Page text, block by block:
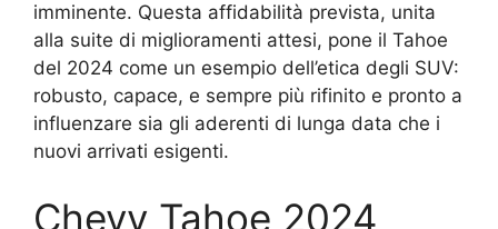
imminente. Questa affidabilità prevista, unita
alla suite di miglioramenti attesi, pone il Tahoe
del 2024 come un esempio dell’etica degli SUV:
robusto, capace, e sempre più rifinito e pronto a
influenzare sia gli aderenti di lunga data che i
nuovi arrivati esigenti.
Chevy Tahoe 2024